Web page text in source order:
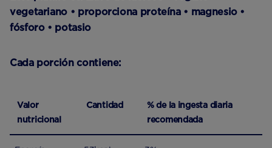
vegetariano • proporciona proteína • magnesio •
fósforo • potasio
Cada porción contiene:
Valor
nutricional
Cantidad
% de la ingesta diaria
recomendada